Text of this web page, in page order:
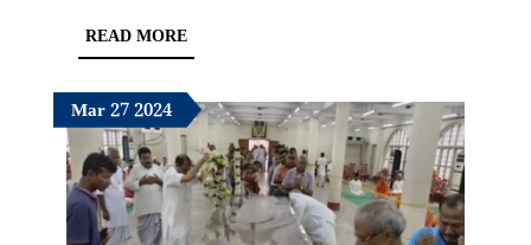
থামাতে
গিয়ে
খুন
প্রতিবেশী
READ MOREREAD
MORE
MarMarch
27,
2024
27March
27,
2024
2024March
27,
2024